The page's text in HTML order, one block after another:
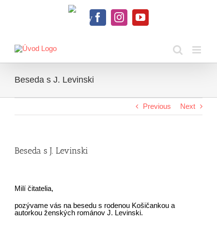
KnihyFacebookInstagramYouTube
Beseda s J. Levinski
Previous Next
Beseda s J. Levinski
Milí čitatelia,
pozývame vás na besedu s rodenou Košičankou a
autorkou ženských románov J. Levinski.